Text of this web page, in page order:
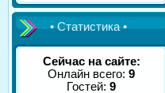
• Статистика •
Сейчас на сайте:
Онлайн всего: 9
Гостей: 9